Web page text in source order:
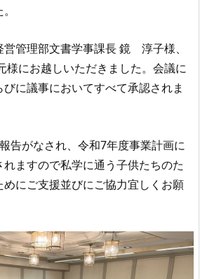
管理部文書学事課長 鏡 淳子様、
にお越しいただきました。会議に
に議事においてすべて承認されま
告がなされ、令和7年度事業計画に
ますので私学に通う子供たちのた
にご支援並びにご協力宜しくお願